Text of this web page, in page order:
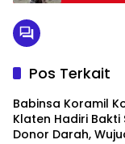
Pos Terkait
Babinsa Koramil
Klaten Hadiri Bakti
Donor Darah,